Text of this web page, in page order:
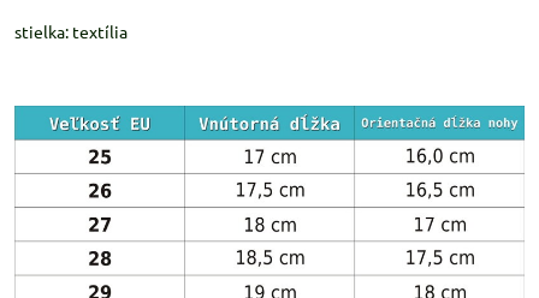
stielka: textília